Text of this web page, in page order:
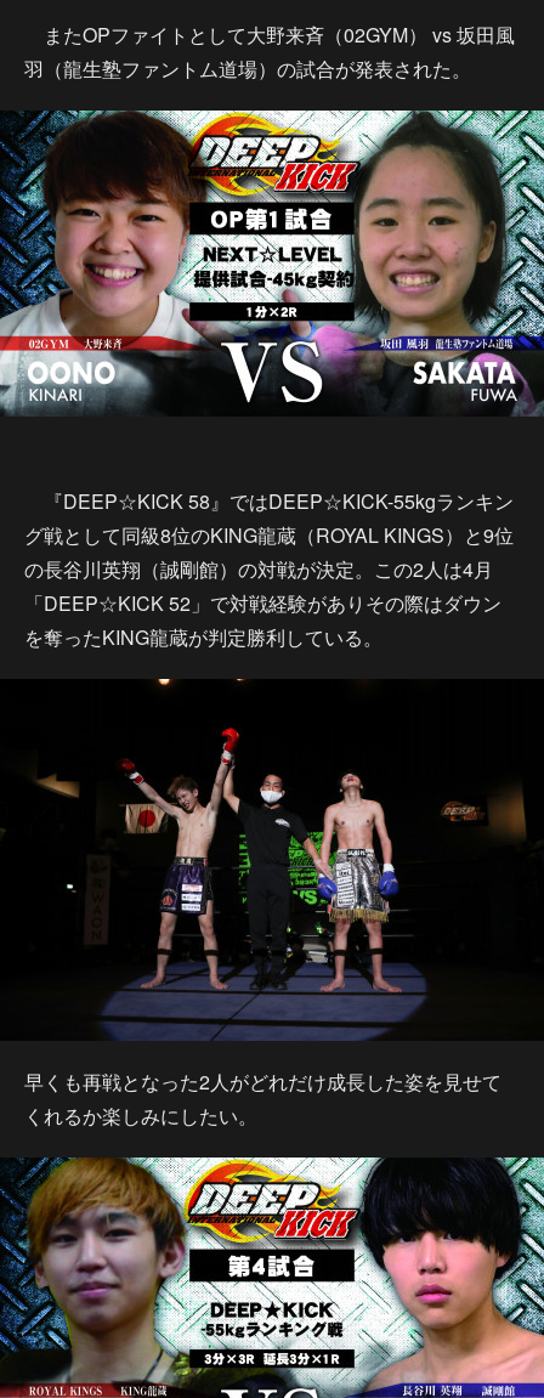
またOPファイトとして大野来斉（02GYM） vs 坂田風
羽（龍生塾ファントム道場）の試合が発表された。
『DEEP☆KICK 58』ではDEEP☆KICK-55kgランキン
グ戦として同級8位のKING龍蔵（ROYAL KINGS）と9位
の長谷川英翔（誠剛館）の対戦が決定。この2人は4月
「DEEP☆KICK 52」で対戦経験がありその際はダウン
を奪ったKING龍蔵が判定勝利している。
早くも再戦となった2人がどれだけ成長した姿を見せて
くれるか楽しみにしたい。